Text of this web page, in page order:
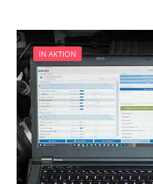
IN AKTION